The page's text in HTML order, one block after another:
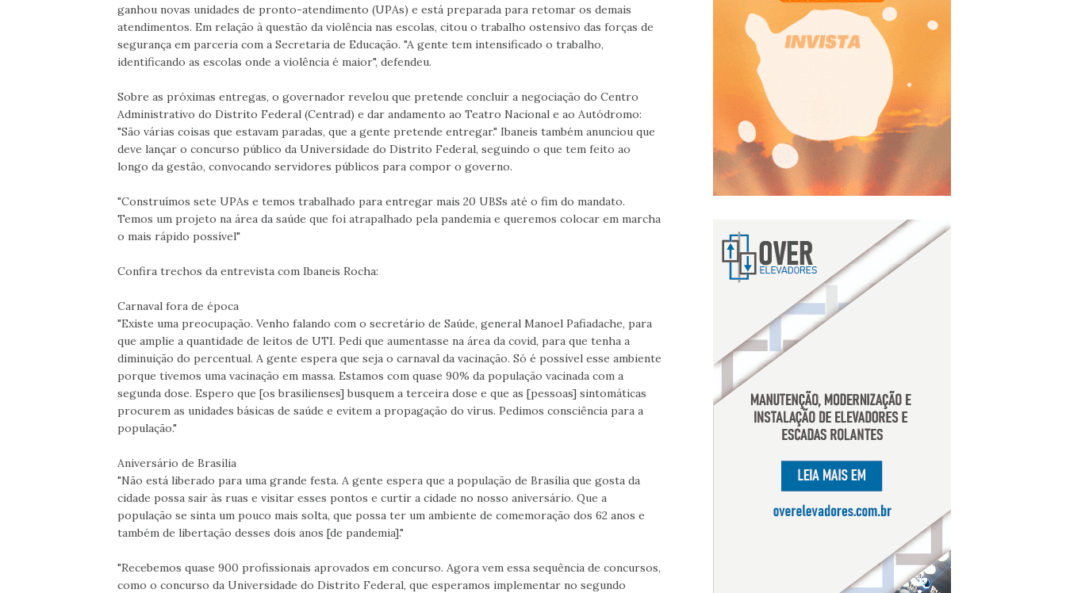
ganhou novas unidades de pronto-atendimento (UPAs) e está preparada para retomar os demais
atendimentos. Em relação à questão da violência nas escolas, citou o trabalho ostensivo das forças de
segurança em parceria com a Secretaria de Educação. "A gente tem intensificado o trabalho,
identificando as escolas onde a violência é maior", defendeu.
Sobre as próximas entregas, o governador revelou que pretende concluir a negociação do Centro
Administrativo do Distrito Federal (Centrad) e dar andamento ao Teatro Nacional e ao Autódromo:
"São várias coisas que estavam paradas, que a gente pretende entregar." Ibaneis também anunciou que
deve lançar o concurso público da Universidade do Distrito Federal, seguindo o que tem feito ao
longo da gestão, convocando servidores públicos para compor o governo.
"Construímos sete UPAs e temos trabalhado para entregar mais 20 UBSs até o fim do mandato.
Temos um projeto na área da saúde que foi atrapalhado pela pandemia e queremos colocar em marcha
o mais rápido possível"
Confira trechos da entrevista com Ibaneis Rocha:
Carnaval fora de época
"Existe uma preocupação. Venho falando com o secretário de Saúde, general Manoel Pafiadache, para
que amplie a quantidade de leitos de UTI. Pedi que aumentasse na área da covid, para que tenha a
diminuição do percentual. A gente espera que seja o carnaval da vacinação. Só é possível esse ambiente
porque tivemos uma vacinação em massa. Estamos com quase 90% da população vacinada com a
segunda dose. Espero que [os brasilienses] busquem a terceira dose e que as [pessoas] sintomáticas
procurem as unidades básicas de saúde e evitem a propagação do vírus. Pedimos consciência para a
população."
Aniversário de Brasília
"Não está liberado para uma grande festa. A gente espera que a população de Brasília que gosta da
cidade possa sair às ruas e visitar esses pontos e curtir a cidade no nosso aniversário. Que a
população se sinta um pouco mais solta, que possa ter um ambiente de comemoração dos 62 anos e
também de libertação desses dois anos [de pandemia]."
"Recebemos quase 900 profissionais aprovados em concurso. Agora vem essa sequência de concursos,
como o concurso da Universidade do Distrito Federal, que esperamos implementar no segundo